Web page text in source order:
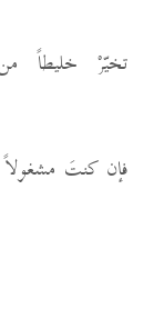
تخيّرْ خليطاً
فإن كنتَ